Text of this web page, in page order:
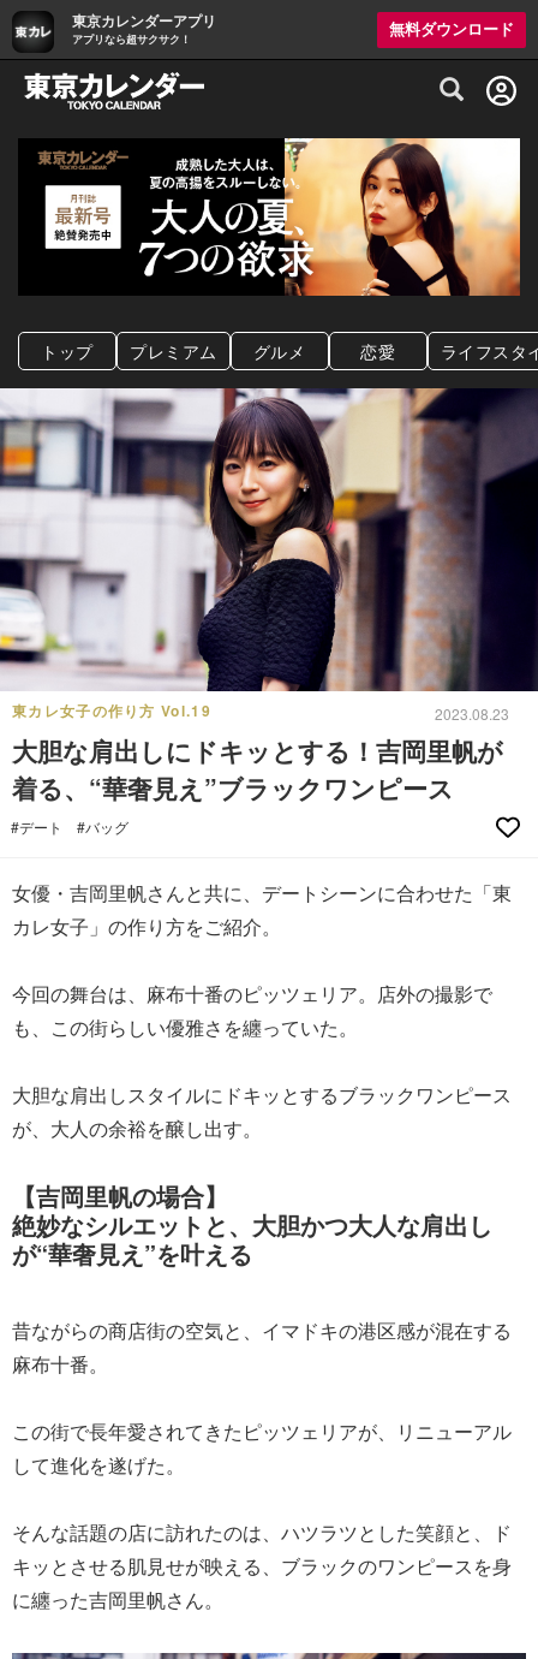
東京カレンダーアプリ
アプリなら超サクサク！
無料ダウンロード
グルメ情報・プレミアムレストラン予約
トップ プレミアム グルメ 恋愛 ライフスタ
東カレ女子の作り方 Vol.19 2023.08.23
大胆な肩出しにドキッとする！吉岡里帆が
着る、“華奢見え”ブラックワンピース
#デート #バッグ
女優・吉岡里帆さんと共に、デートシーンに合わせた「東
カレ女子」の作り方をご紹介。
今回の舞台は、麻布十番のピッツェリア。店外の撮影で
も、この街らしい優雅さを纏っていた。
大胆な肩出しスタイルにドキッとするブラックワンピース
が、大人の余裕を醸し出す。
【吉岡里帆の場合】
絶妙なシルエットと、大胆かつ大人な肩出し
が“華奢見え”を叶える
昔ながらの商店街の空気と、イマドキの港区感が混在する
麻布十番。
この街で長年愛されてきたピッツェリアが、リニューアル
して進化を遂げた。
そんな話題の店に訪れたのは、ハツラツとした笑顔と、ド
キッとさせる肌見せが映える、ブラックのワンピースを身
に纏った吉岡里帆さん。